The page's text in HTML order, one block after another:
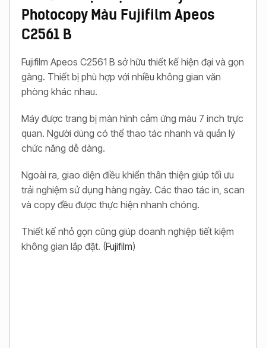
Photocopy Màu Fujifilm Apeos
C2561 B
Fujifilm Apeos C2561 B sở hữu thiết kế hiện đại và gọn
gàng. Thiết bị phù hợp với nhiều không gian văn
phòng khác nhau.
Máy được trang bị màn hình cảm ứng màu 7 inch trực
quan. Người dùng có thể thao tác nhanh và quản lý
chức năng dễ dàng.
Ngoài ra, giao diện điều khiển thân thiện giúp tối ưu
trải nghiệm sử dụng hàng ngày. Các thao tác in, scan
và copy đều được thực hiện nhanh chóng.
Thiết kế nhỏ gọn cũng giúp doanh nghiệp tiết kiệm
không gian lắp đặt. (Fujifilm)